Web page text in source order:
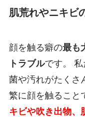
肌荒れやニキビ
顔を触る癖の最も
トラブルです。
菌や汚れがたくさ
繁に顔を触ること
キビや吹き出物、